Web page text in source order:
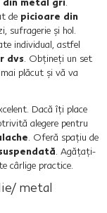
de picioare din
sufragerie şi hol.
individual, astfel
dvs. Obţineţi un set
plăcut şi vă va
Dacă îţi place
alegere pentru
. Oferă spaţiu de
. Agăţaţi-
cârlige practice.
metal